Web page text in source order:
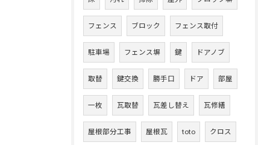
フェンス ブロック フェンス取付
駐車場 フェンス塀 鍵 ドアノブ
取替 鍵交換 勝手口 ドア 部屋
一枚 瓦取替 瓦差し替え 瓦修繕
屋根部分工事 屋根瓦 toto クロス